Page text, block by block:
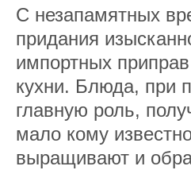
С незапамятных
придания
импортных
кухни. Блюда, при
главную роль,
мало кому
выращивают и